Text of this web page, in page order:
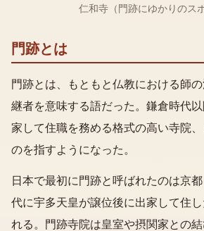
仁和寺（門跡にゆかりのス
門跡とは
門跡とは、もともと仏教における師
継者を意味する語だった。鎌倉時代
家して住職を務める格式の高い寺院
のを指すようになった。
日本で最初に門跡と呼ばれたのは京
代に宇多天皇が譲位後に出家して住
れる。門跡寺院は皇室や摂関家との